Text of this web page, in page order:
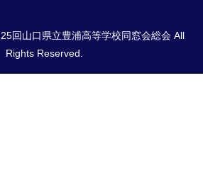
回山口県立豊浦高等学校同窓会総会 All
Rights Reserved.